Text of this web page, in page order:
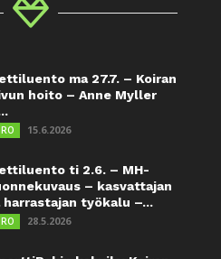
ma 27.7. – Koiran
hoito – Anne Myller
15.6.2026
ti 2.6. – MH-
– kasvattajan
harrastajan työkalu –...
28.5.2026